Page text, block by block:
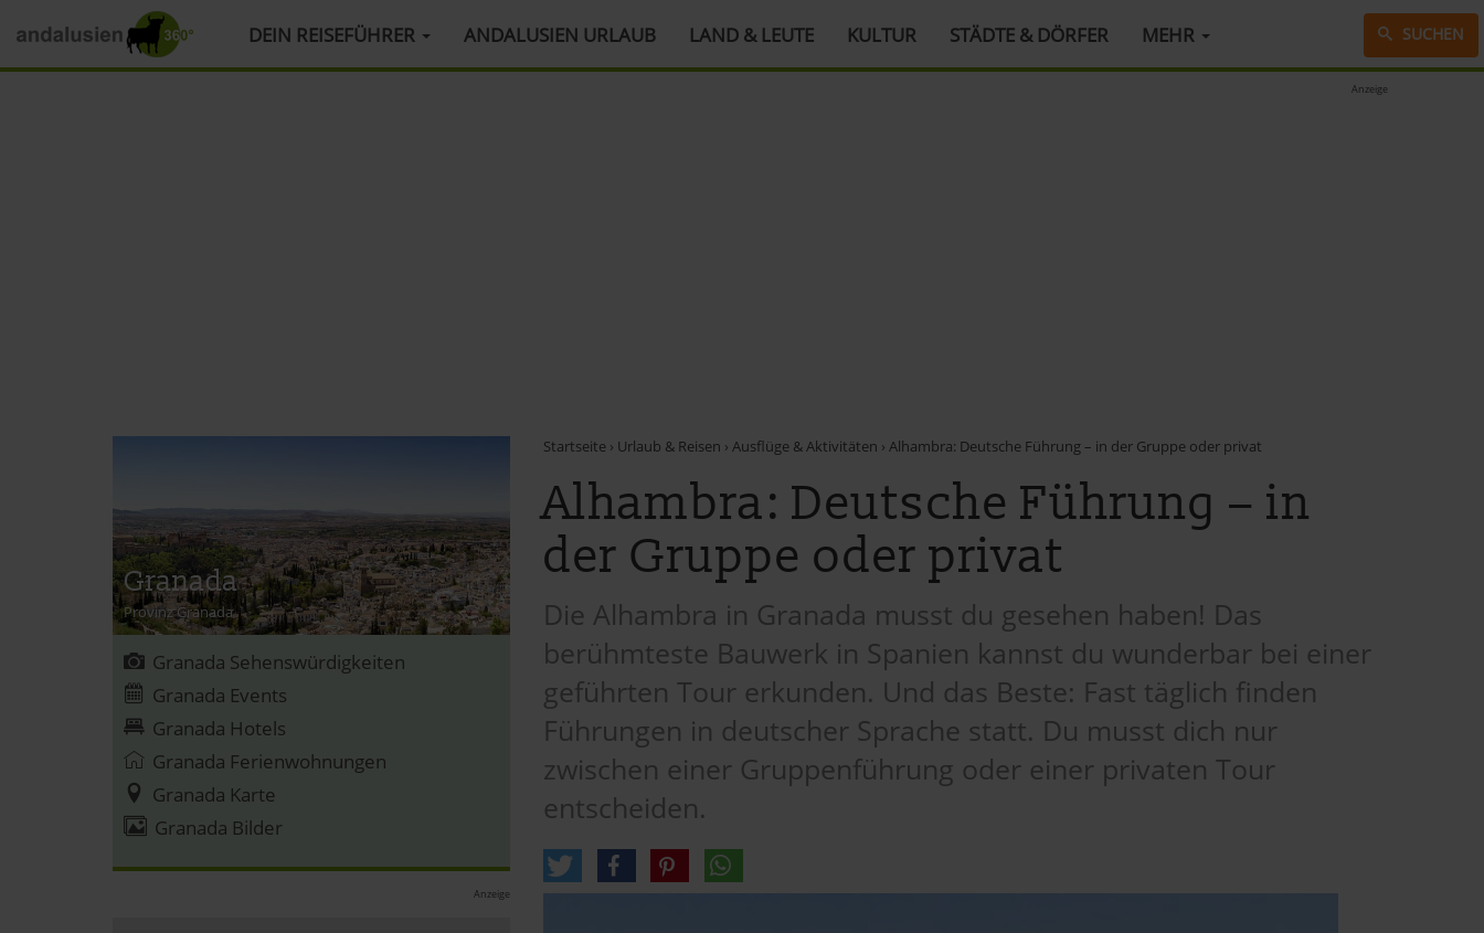
HAUPTMENÜ DEIN REISEFÜHRER ANDALUSIEN URLAUB LAND & LEUTE KULTUR STÄDTE & DÖRFER MEHR SUCHEN
Anzeige
Startseite › Urlaub & Reisen › Ausflüge & Aktivitäten › Alhambra: Deutsche Führung – in der Gruppe oder privat
Alhambra: Deutsche Führung – in
der Gruppe oder privat
Die Alhambra in Granada musst du gesehen haben! Das
berühmteste Bauwerk in Spanien kannst du wunderbar bei einer
geführten Tour erkunden. Und das Beste: Fast täglich finden
Führungen in deutscher Sprache statt. Du musst dich nur
zwischen einer Gruppenführung oder einer privaten Tour
entscheiden.
Granada
Provinz Granada
Granada Sehenswürdigkeiten
Granada Events
Granada Hotels
Granada Ferienwohnungen
Granada Karte
Granada Bilder
Anzeige